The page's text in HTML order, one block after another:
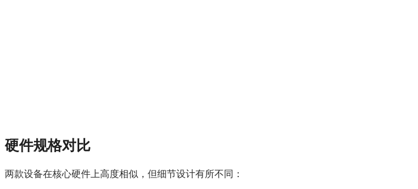
硬件规格对比
两款设备在核心硬件上高度相似，但细节设计有所不同：